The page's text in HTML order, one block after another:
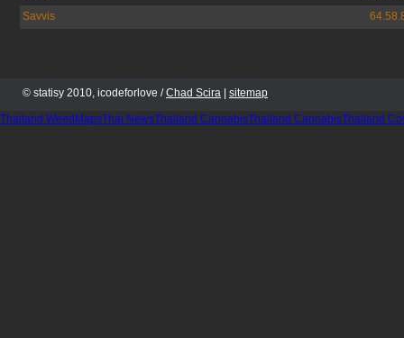
Savvis
© statisy 2010, icodeforlove /Chad Scira sitemap
Thailand WeedMapsThai NewsThailand CannabisThailand CannabisThailand